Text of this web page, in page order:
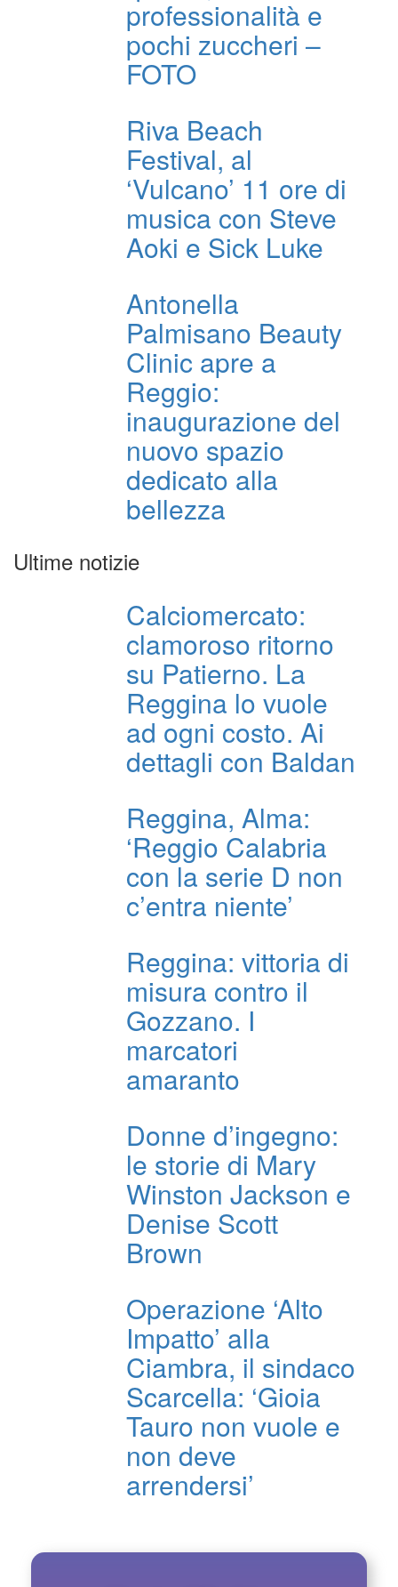
professionalità e
pochi zuccheri –
FOTO
Riva Beach
Festival, al
‘Vulcano’ 11 ore di
musica con Steve
Aoki e Sick Luke
Antonella
Palmisano Beauty
Clinic apre a
Reggio:
inaugurazione del
nuovo spazio
dedicato alla
bellezza
Ultime notizie
Calciomercato:
clamoroso ritorno
su Patierno. La
Reggina lo vuole
ad ogni costo. Ai
dettagli con Baldan
Reggina, Alma:
‘Reggio Calabria
con la serie D non
c’entra niente’
Reggina: vittoria di
misura contro il
Gozzano. I
marcatori
amaranto
Donne d’ingegno:
le storie di Mary
Winston Jackson e
Denise Scott
Brown
Operazione ‘Alto
Impatto’ alla
Ciambra, il sindaco
Scarcella: ‘Gioia
Tauro non vuole e
non deve
arrendersi’